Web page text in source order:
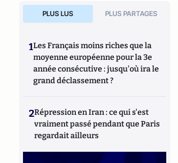
PLUS LUS PLUS PARTAGES
1Les Français moins riches que la
moyenne européenne pour la 3e
année consécutive : jusqu'où ira le
grand déclassement ?
2Répression en Iran : ce qui s'est
vraiment passé pendant que Paris
regardait ailleurs